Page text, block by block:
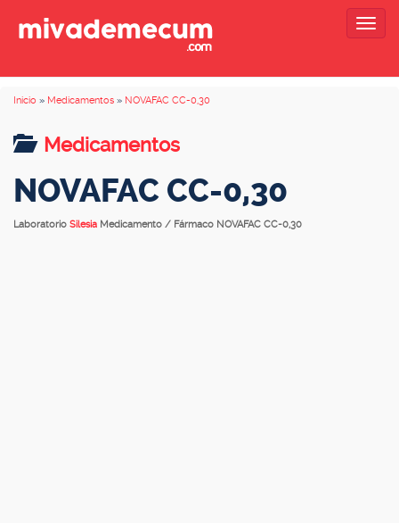
Inicio » Medicamentos » NOVAFAC CC-0,30
Medicamentos
NOVAFAC CC-0,30
Laboratorio Silesia Medicamento / Fármaco NOVAFAC CC-0,30